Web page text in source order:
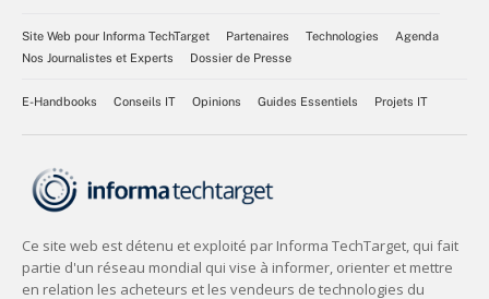
Site Web pour Informa TechTarget Partenaires Technologies
Agenda
Nos Journalistes et Experts
Dossier de Presse
E-Handbooks Conseils IT Opinions Guides Essentiels Projets IT